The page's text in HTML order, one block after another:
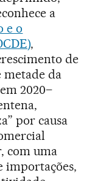
a
e o
,
de
metade da
2020–
por causa
com uma
importações,